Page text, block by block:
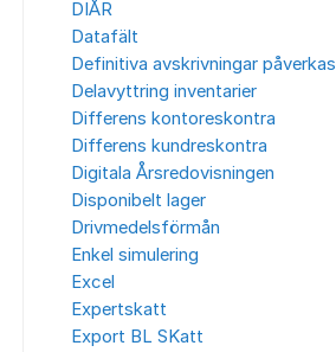
DIÅR
Datafält
Definitiva avskrivningar påverkas
Delavyttring inventarier
Differens kontoreskontra
Differens kundreskontra
Digitala Årsredovisningen
Disponibelt lager
Drivmedelsförmån
Enkel simulering
Excel
Expertskatt
Export BL SKatt